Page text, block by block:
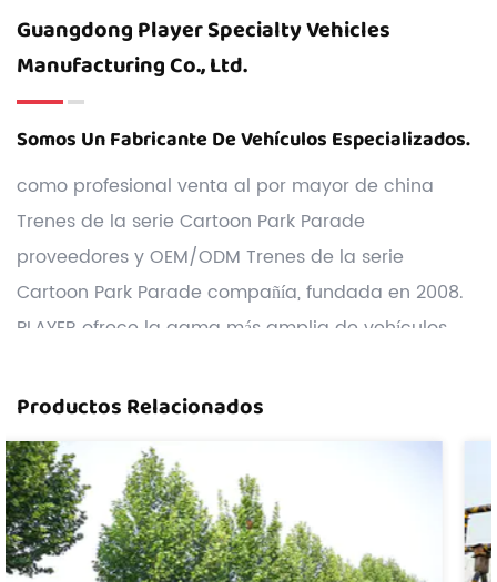
Guangdong Player Specialty Vehicles
Manufacturing Co., Ltd.
Somos Un Fabricante De Vehículos Especializados.
como profesional venta al por mayor de china
Trenes de la serie Cartoon Park Parade
proveedoresyOEM/ODM Trenes de la serie
Cartoon Park Parade compañía, fundada en 2008.
PLAYER ofrece la gama más amplia de vehículos
turísticos, camiones de juegos, Carnival Rides, etc..
Personalización: contamos con un sólido equipo de
I+D y podemos desarrollar y producir Trenes de la
serie Cartoon Park Parade de acuerdo con los
dibujos o muestras que ofrecen los clientes.
Productos Relacionados